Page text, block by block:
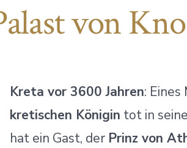
von
Kreta vor 3600 Jahren:
kretischen Königin tot in
hat ein Gast, der Prinz von